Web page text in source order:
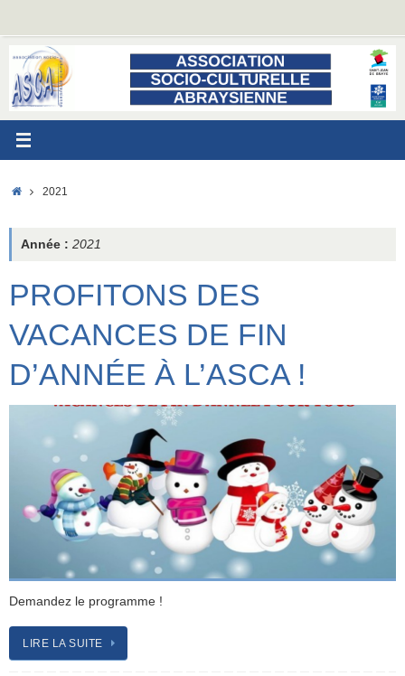
contenu
ACCUEIL
2021
Année : 2021
PROFITONS DES
VACANCES DE FIN
D’ANNÉE À L’ASCA !
Demandez le programme !
LIRE LA SUITE